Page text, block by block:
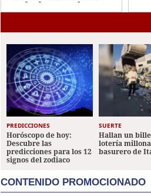
UU de deportarlos a
PREDICCIONES
Horóscopo de hoy:
Descubre las
predicciones para los 12
signos del zodiaco
SUERTE
Hallan un
lotería
basurero de
CONTENIDO PROMOCIONADO